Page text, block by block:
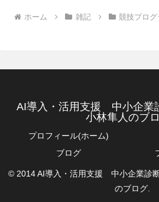
ホーム 雑記 競技プロ
AI導入・活用支援 中小企業
小林隼人のブ
プロフィール(ホーム)
ブログ
© 2014 AI導入・活用支援 中小企業診
のブログ.